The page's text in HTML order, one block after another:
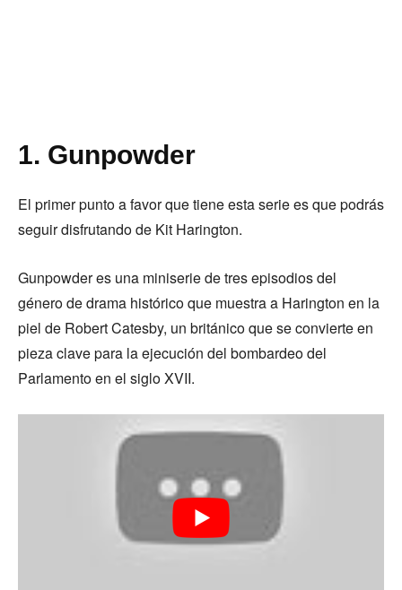
1. Gunpowder
El primer punto a favor que tiene esta serie es que podrás
seguir disfrutando de Kit Harington.
Gunpowder es una miniserie de tres episodios del
género de drama histórico que muestra a Harington en la
piel de Robert Catesby, un británico que se convierte en
pieza clave para la ejecución del bombardeo del
Parlamento en el siglo XVII.